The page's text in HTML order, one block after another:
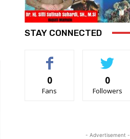
STAY CONNECTED
0
Fans
0
Followers
- Advertisement -